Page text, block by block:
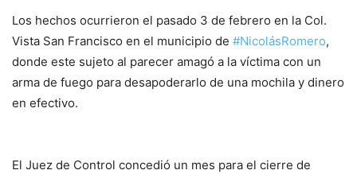
Los hechos ocurrieron el pasado 3 de febrero en la Col.
Vista San Francisco en el municipio de #NicolásRomero,
donde este sujeto al parecer amagó a la víctima con un
arma de fuego para desapoderarlo de una mochila y dinero
en efectivo.
El Juez de Control concedió un mes para el cierre de